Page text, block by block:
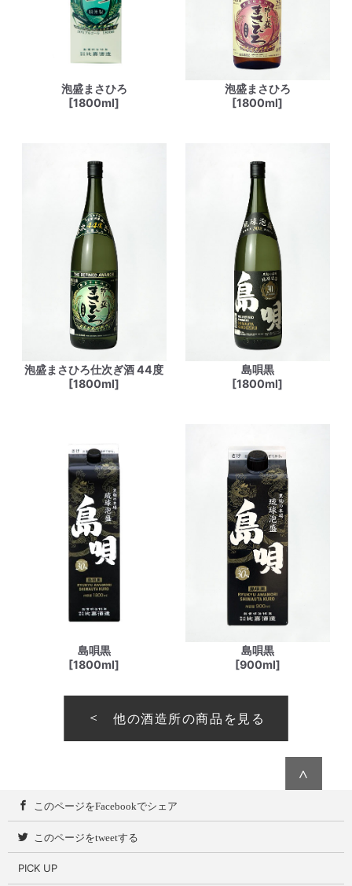
泡盛まさひろ
[1800ml]
泡盛まさひろ
[1800ml]
泡盛まさひろ仕次ぎ酒 44度
[1800ml]
島唄黒
[1800ml]
島唄黒
[1800ml]
島唄黒
[900ml]
他の酒造所の商品を見る
∧
このページをFacebookでシェア
このページをtweetする
PICK UP